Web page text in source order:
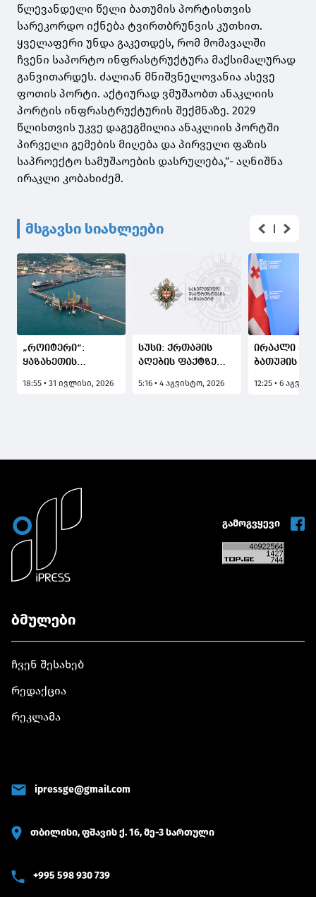
წლევანდელი წელი ბათუმის პორტისთვის
სარეკორდო იქნება ტვირთბრუნვის კუთხით.
ყველაფერი უნდა გაკეთდეს, რომ მომავალში
ჩვენი საპორტო ინფრასტრუქტურა მაქსიმალურად
განვითარდეს. ძალიან მნიშვნელოვანია ასევე
ფოთის პორტი. აქტიურად ვმუშაობთ ანაკლიის
პორტის ინფრასტრუქტურის შექმნაზე. 2029
წლისთვის უკვე დაგეგმილია ანაკლიის პორტში
პირველი გემების მიღება და პირველი ფაზის
საპროექტო სამუშაოების დასრულება,“- აღნიშნა
ირაკლი კობახიძემ.
მსგავსი სიახლეები
„როიტერი“:
ყაზახეთის
ნავთობსაბადოს
ნავთობის
ბათუმის პორტის
გავლით
18:55 • 31 ივლისი, 2026
სუსი: ქრთამის
აღების ფაქტზე
"ბათუმის
5:16 • 4 აგვისტო, 2026
ირაკლი
ბათუმის
იმისათვის,
12:25 • 6
გამოგვყევი
ბმულები
ჩვენ შესახებ
რედაქცია
რეკლამა
ipressge@gmail.com
თბილისი, ფშავის ქ. 16, მე-3 სართული
+995 598 930 739